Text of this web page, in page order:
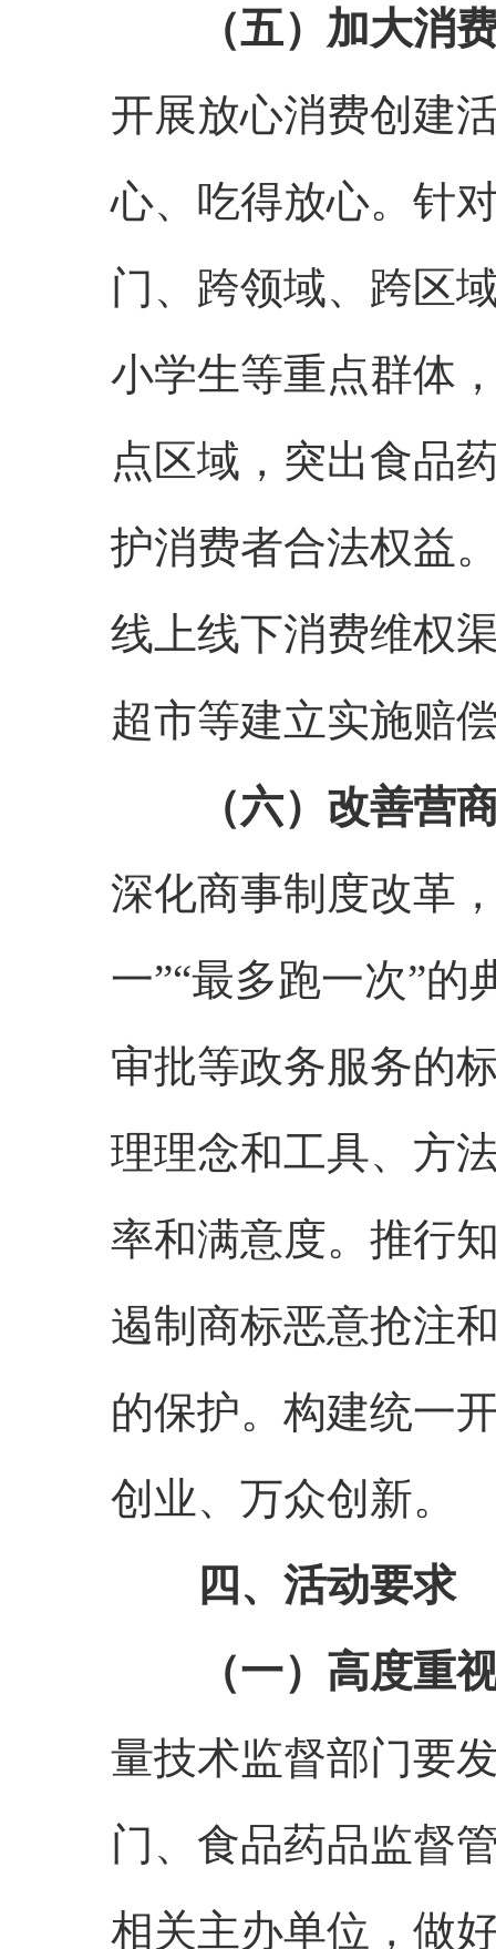
（五）加大消
开展放心消费创建
心、吃得放心。针
门、跨领域、跨区
小学生等重点群体
点区域，突出食品
护消费者合法权益
线上线下消费维权
超市等建立实施赔
（六）改善营
深化商事制度改革
一”“最多跑一次”
审批等政务服务的
理理念和工具、方
率和满意度。推行
遏制商标恶意抢注
的保护。构建统一
创业、万众创新。
四、活动要求
（一）高度重
量技术监督部门要
门、食品药品监督
相关主办单位，做